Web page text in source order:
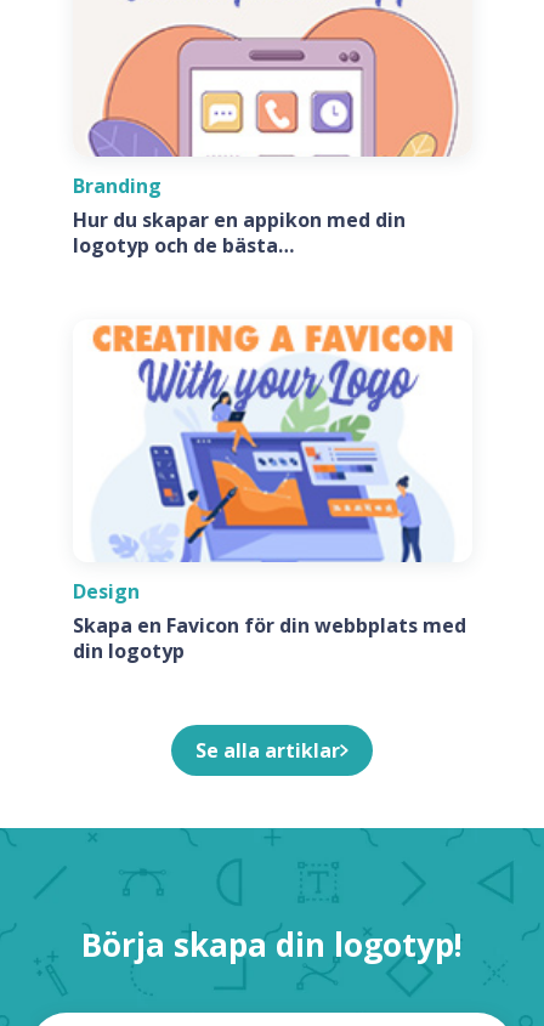
Branding
Hur du skapar en appikon med din
logotyp och de bästa
Design
Skapa en Favicon för din webbplats med
din logotyp
Se alla artiklar
Börja skapa din logotyp!